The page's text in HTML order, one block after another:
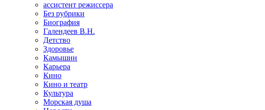
ассистент режиссера
Без рубрики
Биография
Галендеев В.Н.
Детство
Здоровье
Камышин
Карьера
Кино
Кино и театр
Культура
Морская душа